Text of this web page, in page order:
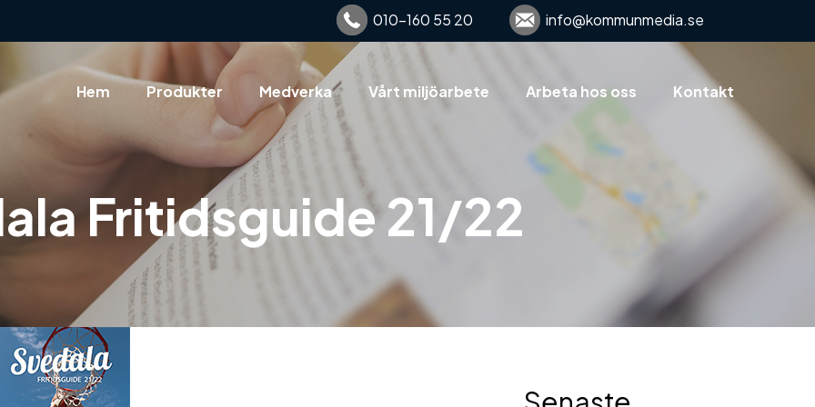
info@kommunmedia.se
010-160 55 20
Hem Produkter Medverka Vårt miljöarbete Arbeta hos oss Kontakt
Fritidsguide 21/22